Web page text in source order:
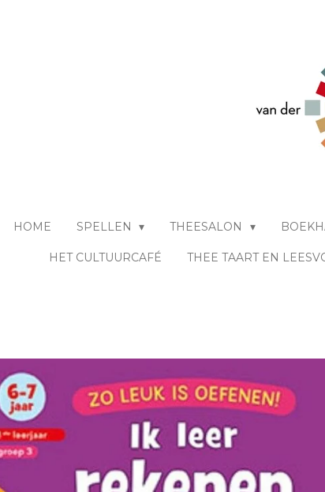
HOME SPELLEN THEESALON
HET CULTUURCAFÉ THEE TAART EN